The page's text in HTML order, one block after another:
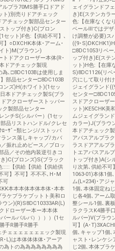
ルプラ70MS勝手口ドアド
ト)別売りドアチェック
チェック製部品センター
トップ付き)C(ブロン
セット)F色:【供給不可】､
】○DXCHK本体･アーム･
ト)M(ブラウン)
トドアクローザー本体(R･
ドアチェック製現
､□8DC103Bは使用しま
部品センター□8DC103B
ンズ)H(ホワイト)(1セッ
本ドアチェック製S(ブラ
アクローザーストッパー
ク製部品センター
ンチS(シルバー）(1セッ
品リストハンドル/クレセ
ｰｻﾞｰ類ヒンジ/ストッパ
ンス落しキャップ/カバ
振れ止めピース／ブロッ
品／その他内装逆引きコ
)C(ブロンズ)S(ブラック
:::::【供給【供給【供給供
可】不可】不不不､H･M
可
本本本体本体本体･本本
ケブラケブットト美和ロ
ン)(R)S8DC10333AR(L)
ドローザー本ー本本体
ールバルバ））））(1セ
手R勝手R勝手
チェェェェェェェック製現
･L)は本体体体体･アーア
為トの為為為為為為為為
ェイグランドフ
き)E(ステンカラ
色:【在庫なくな
ベールⅢではデザ
け調整が必要)ス
((9･
□8DC1053リベ
ップ付き)E(ステ
ット)H色:【在庫
S)8DC1126(リ
穴にして取り付
ジェイグランド
センター
スドアクローザ
ット)KE5CHK美
ムジェイグラン
カラー)J(ブラウ
本ドアチェック
アパスアルプラ
ラスドアアルプ
トエアパスアル
トップ付き)A(シ
り次第､供給不
1063-01)本体1個
ム(L=234)･アジ
1個､本体固定ね
じ各4個､アーム
整シール1個､裏
ラクラスK4勝手
ルバー)V(ブラウ
可】(A･
個､キャップ1個､
ャスト･レンケシ
じ2個､本体ブラ